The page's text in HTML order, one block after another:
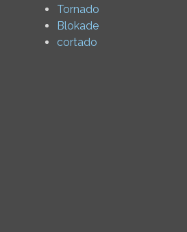
Tornado
Blokade
cortado